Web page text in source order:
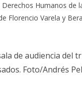
Humanos de
Florencio Varela y
de audiencia del
Foto/Andrés